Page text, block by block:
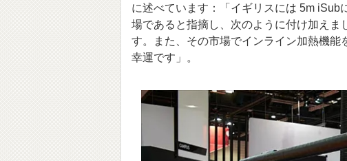
に述べています：「イギリスには 5m iSub
場であると指摘し、次のように付け加え
す。また、その市場でインライン加熱機
幸運です」
。